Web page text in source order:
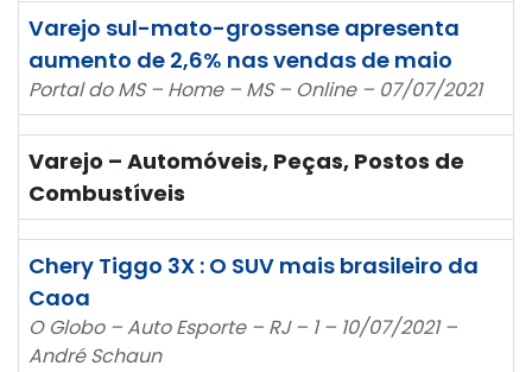
Varejo sul-mato-grossense apresenta
aumento de 2,6% nas vendas de maio
Portal do MS – Home – MS – Online – 07/07/2021
Varejo – Automóveis, Peças, Postos de
Combustíveis
Chery Tiggo 3X : O SUV mais brasileiro da
Caoa
O Globo – Auto Esporte – RJ – 1 – 10/07/2021 –
André Schaun